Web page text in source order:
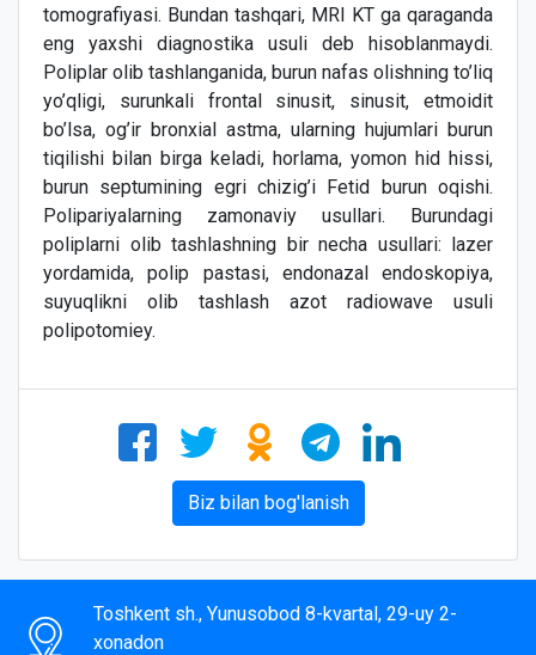
tomografiyasi. Bundan tashqari, MRI KT ga qaraganda
eng yaxshi diagnostika usuli deb hisoblanmaydi.
Poliplar olib tashlanganida, burun nafas olishning to’liq
yo’qligi, surunkali frontal sinusit, sinusit, etmoidit
bo’lsa, og’ir bronxial astma, ularning hujumlari burun
tiqilishi bilan birga keladi, horlama, yomon hid hissi,
burun septumining egri chizig’i Fetid burun oqishi.
Polipariyalarning zamonaviy usullari. Burundagi
poliplarni olib tashlashning bir necha usullari: lazer
yordamida, polip pastasi, endonazal endoskopiya,
suyuqlikni olib tashlash azot radiowave usuli
polipotomiey.
Biz bilan bog'lanish
Toshkent sh., Yunusobod 8-kvartal, 29-uy 2-
xonadon